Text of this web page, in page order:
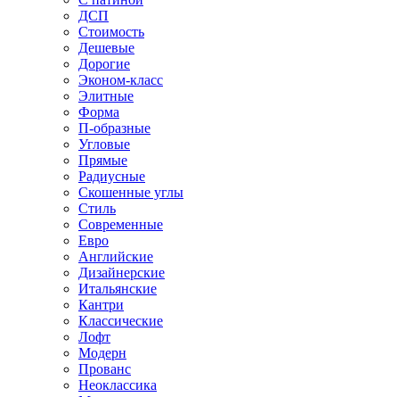
ДСП
Стоимость
Дешевые
Дорогие
Эконом-класс
Элитные
Форма
П-образные
Угловые
Прямые
Радиусные
Скошенные углы
Стиль
Современные
Евро
Английские
Дизайнерские
Итальянские
Кантри
Классические
Лофт
Модерн
Прованс
Неоклассика